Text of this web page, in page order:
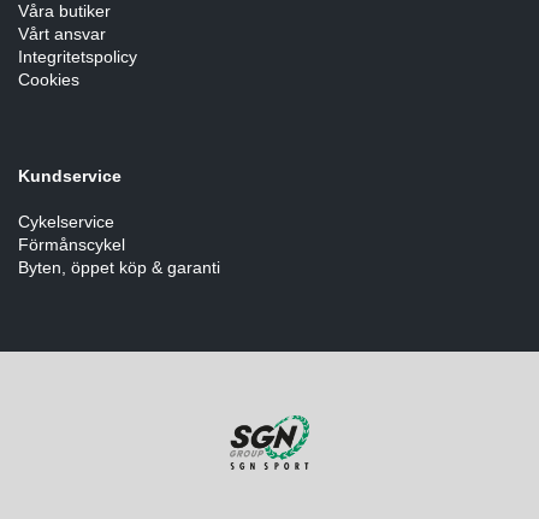
Våra butiker
Vårt ansvar
Integritetspolicy
Cookies
Kundservice
Cykelservice
Förmånscykel
Byten, öppet köp & garanti